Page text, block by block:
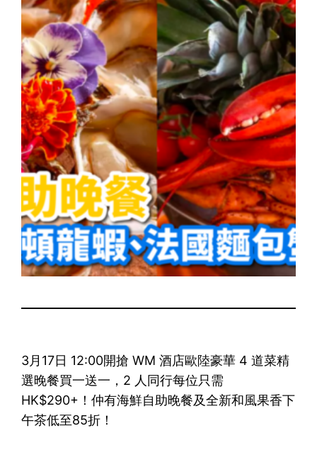
3月17日 12:00開搶 WM 酒店歐陸豪華 4 道菜精
選晚餐買一送一，2 人同行每位只需
HK$290+！仲有海鮮自助晚餐及全新和風果香下
午茶低至85折！